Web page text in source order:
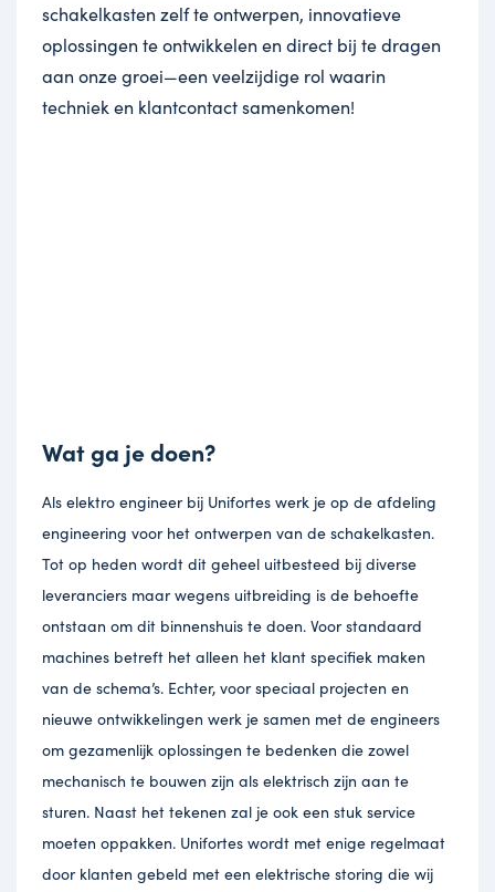
schakelkasten zelf te ontwerpen, innovatieve
oplossingen te ontwikkelen en direct bij te dragen
aan onze groei—een veelzijdige rol waarin
techniek en klantcontact samenkomen!
Wat ga je doen?
Als elektro engineer bij Unifortes werk je op de afdeling
engineering voor het ontwerpen van de schakelkasten.
Tot op heden wordt dit geheel uitbesteed bij diverse
leveranciers maar wegens uitbreiding is de behoefte
ontstaan om dit binnenshuis te doen. Voor standaard
machines betreft het alleen het klant specifiek maken
van de schema’s. Echter, voor speciaal projecten en
nieuwe ontwikkelingen werk je samen met de engineers
om gezamenlijk oplossingen te bedenken die zowel
mechanisch te bouwen zijn als elektrisch zijn aan te
sturen. Naast het tekenen zal je ook een stuk service
moeten oppakken. Unifortes wordt met enige regelmaat
door klanten gebeld met een elektrische storing die wij